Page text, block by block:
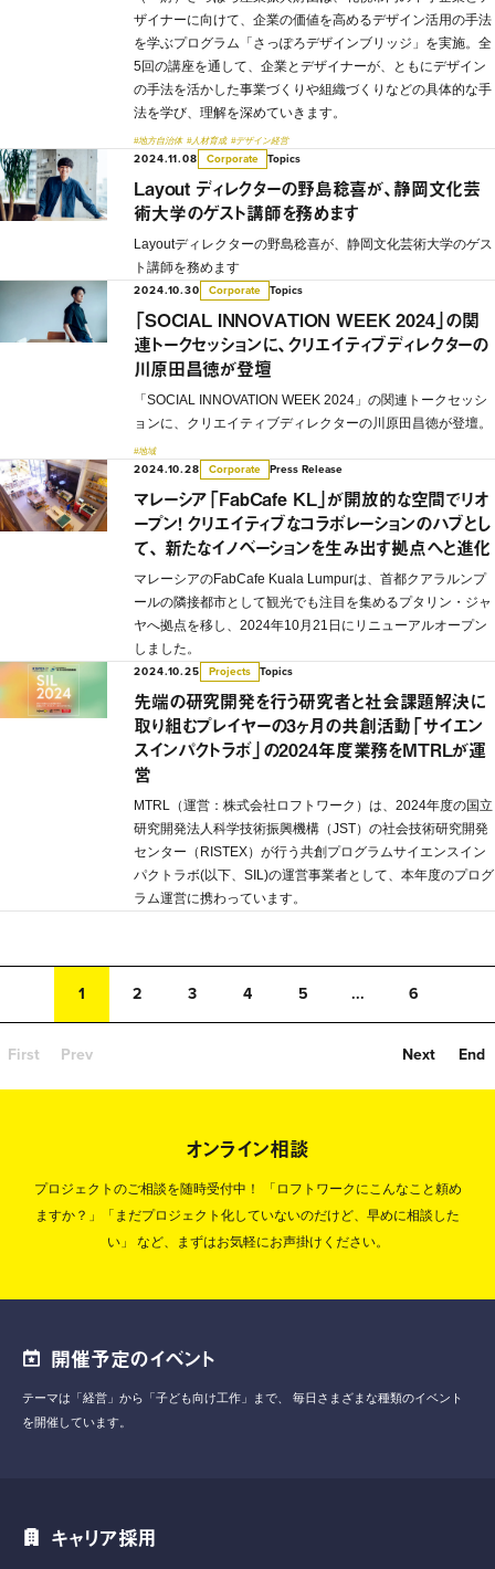
ザイナーに向けて、企業の価値を高めるデザイン活用の手法
を学ぶプログラム「さっぽろデザインブリッジ」を実施。全
5回の講座を通して、企業とデザイナーが、ともにデザイン
の手法を活かした事業づくりや組織づくりなどの具体的な手
法を学び、理解を深めていきます。
#地方自治体 #人材育成 #デザイン経営
2024.11.08 Corporate Topics
Layout ディレクターの野島稔喜が、静岡文化芸
術大学のゲスト講師を務めます
Layoutディレクターの野島稔喜が、静岡文化芸術大学のゲス
ト講師を務めます
2024.10.30 Corporate Topics
「SOCIAL INNOVATION WEEK 2024」の関
連トークセッションに、クリエイティブディレクターの
川原田昌徳が登壇
「SOCIAL INNOVATION WEEK 2024」の関連トークセッシ
ョンに、クリエイティブディレクターの川原田昌徳が登壇。
#地域
2024.10.28 Corporate Press Release
マレーシア「FabCafe KL」が開放的な空間でリオ
ープン！ クリエイティブなコラボレーションのハブとし
て、 新たなイノベーションを生み出す拠点へと進化
マレーシアのFabCafe Kuala Lumpurは、首都クアラルンプ
ールの隣接都市として観光でも注目を集めるプタリン・ジャ
ヤへ拠点を移し、2024年10月21日にリニューアルオープン
しました。
2024.10.25 Projects Topics
先端の研究開発を行う研究者と社会課題解決に
取り組むプレイヤーの3ヶ月の共創活動「サイエン
スインパクトラボ」の2024年度業務をMTRLが運
営
MTRL（運営：株式会社ロフトワーク）は、2024年度の国立
研究開発法人科学技術振興機構（JST）の社会技術研究開発
センター（RISTEX）が行う共創プログラムサイエンスイン
パクトラボ(以下、SIL)の運営事業者として、本年度のプログ
ラム運営に携わっています。
First Prev
1 2 3 4 5 ... 6
Next End
オンライン相談
プロジェクトのご相談を随時受付中！
「ロフトワークにこんなこと頼め
ますか？」「まだプロジェクト化していないのだけど、早めに相談した
い」
など、まずはお気軽にお声掛けください。
開催予定のイベント
テーマは「経営」から「子ども向け工作」まで、
毎日さまざまな種類のイベント
を開催しています。
キャリア採用